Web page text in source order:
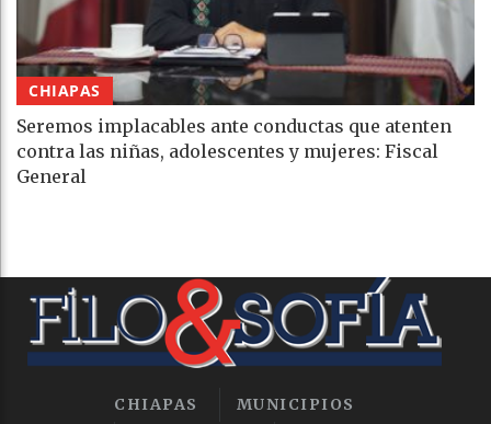
CHIAPAS
Seremos implacables ante conductas que atenten
contra las niñas, adolescentes y mujeres: Fiscal
General
CHIAPAS MUNICIPIOS